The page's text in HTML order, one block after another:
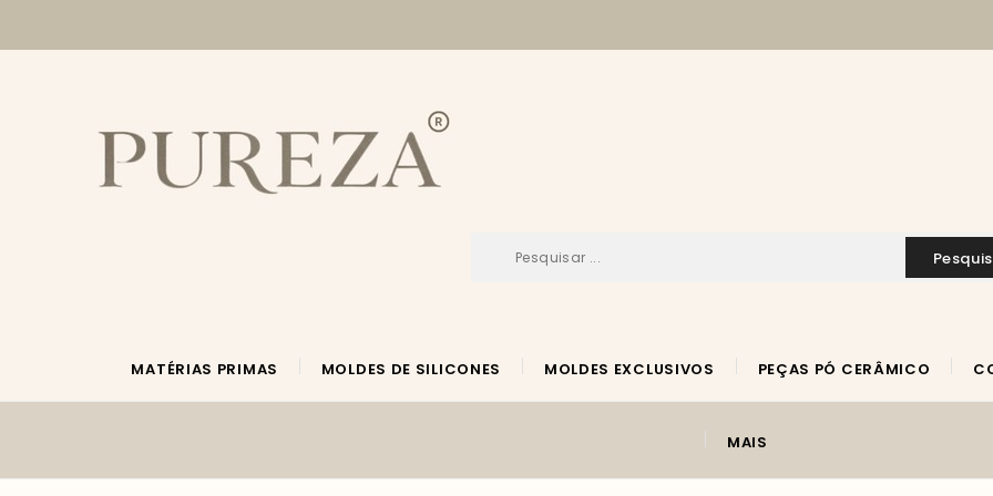
MATÉRIAS PRIMAS MOLDES DE SILICONES MOLDES EXCLUSIVOS PEÇAS PÓ CERÂMICO
MAIS